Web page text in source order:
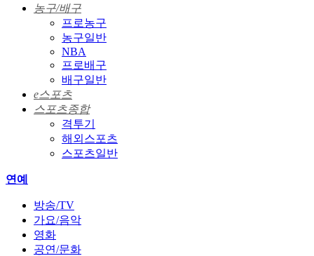
농구/배구
프로농구
농구일반
NBA
프로배구
배구일반
e스포츠
스포츠종합
격투기
해외스포츠
스포츠일반
연예
방송/TV
가요/음악
영화
공연/문화